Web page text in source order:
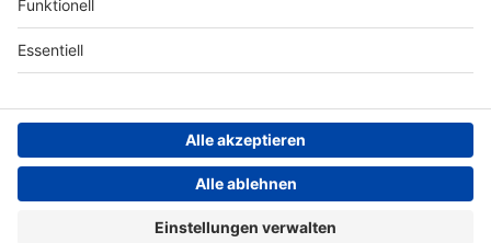
BAYERN
Datenschutz­erklärung
einstellungen
Persönliche Datenkontrolle
ANTENNE BAYERN Live